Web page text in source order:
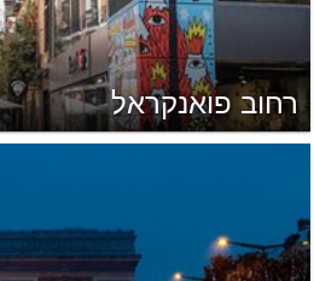
רחוב פואנקראל